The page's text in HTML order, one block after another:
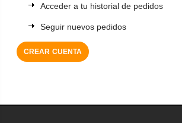
Acceder a tu historial de pedidos
Seguir nuevos pedidos
CREAR CUENTA